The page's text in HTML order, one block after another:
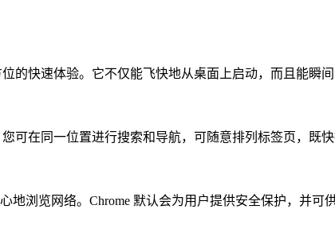
快速体验。它不仅能飞快地从桌面上启动，而且能瞬间
在同一位置进行搜索和导航，可随意排列标签页，既快
浏览网络。Chrome 默认会为用户提供安全保护，并可供